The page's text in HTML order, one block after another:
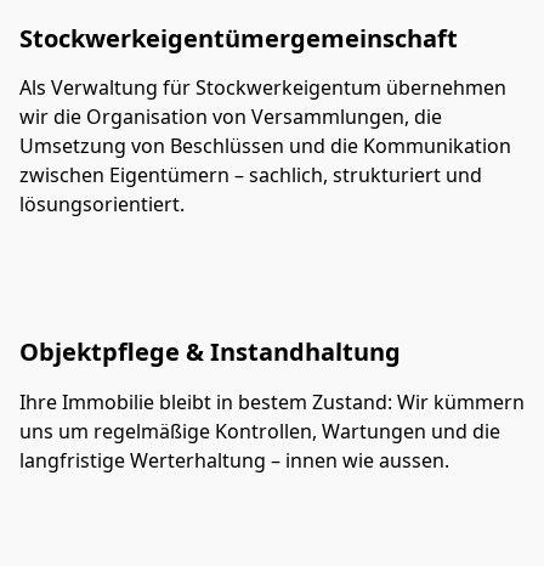
Stockwerkeigentümergemeinschaft
Als Verwaltung für Stockwerkeigentum übernehmen
wir die Organisation von Versammlungen, die
Umsetzung von Beschlüssen und die Kommunikation
zwischen Eigentümern – sachlich, strukturiert und
lösungsorientiert.
Objektpflege & Instandhaltung
Ihre Immobilie bleibt in bestem Zustand: Wir kümmern
uns um regelmäßige Kontrollen, Wartungen und die
langfristige Werterhaltung – innen wie aussen.